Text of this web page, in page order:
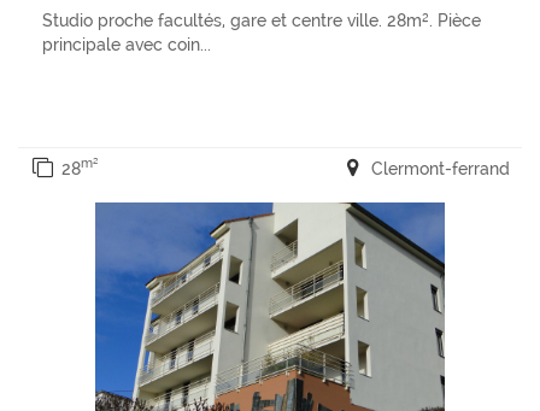
Studio proche facultés, gare et centre ville. 28m². Pièce
principale avec coin...
28m² Clermont-ferrand